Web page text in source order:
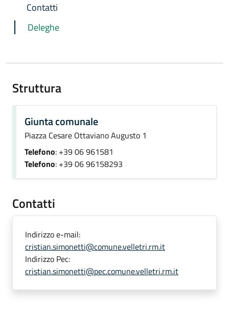
Contatti
Deleghe
Struttura
Giunta comunale
Piazza Cesare Ottaviano Augusto 1
Telefono: +39 06 961581
Telefono: +39 06 96158293
Contatti
Indirizzo e-mail:
cristian.simonetti@comune.velletri.rm.it
Indirizzo Pec:
cristian.simonetti@pec.comune.velletri.rm.it